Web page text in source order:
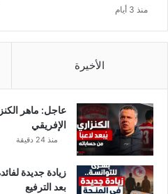
منذ 3 أيام
الأخيرة
عاجل: ماهر
الإفريقي
منذ 24 دقيقة
زيادة جديدة
بعد الترفيع